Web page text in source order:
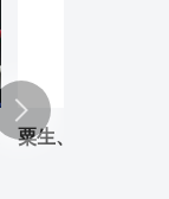
粟生、リナレス